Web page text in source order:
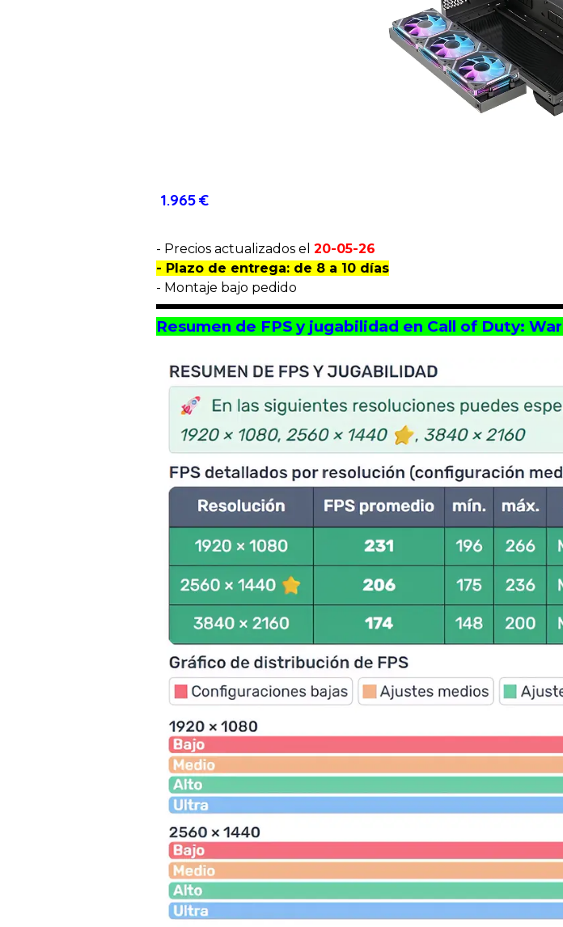
1.965 €
- Precios actualizados el20-05-26
- Plazo de entrega: de 8 a 10 días
- Montaje bajo pedido
Resumen de FPS y jugabilidad en Call of Duty: